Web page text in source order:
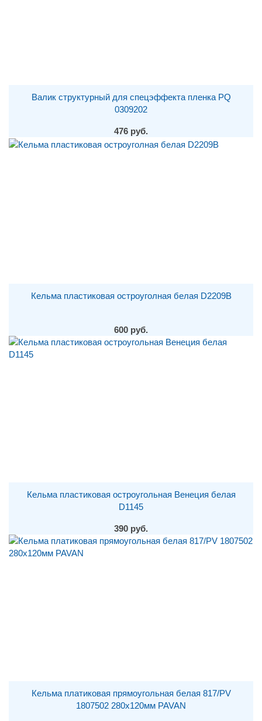
Валик структурный для спецэффекта пленка PQ
0309202
476 руб.
Кельма пластиковая остроуголная белая D2209B
600 руб.
Кельма пластиковая остроугольная Венеция белая
D1145
390 руб.
Кельма платиковая прямоугольная белая 817/PV
1807502 280х120мм PAVAN